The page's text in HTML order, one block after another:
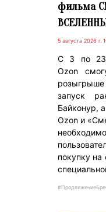
фильма
5 августа 2026 г.
С 3 по 23
Ozon
запуск
Байконур,
Ozon и
покупку